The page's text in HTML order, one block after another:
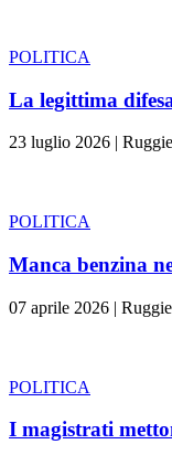
POLITICA
La legittima
23 luglio 2026 |
POLITICA
Manca benzina
07 aprile 2026 |
POLITICA
I magistrati